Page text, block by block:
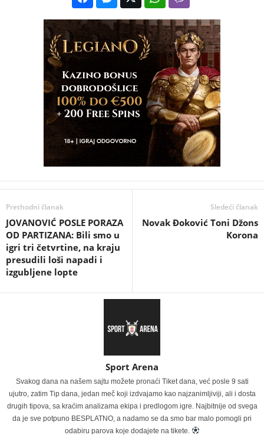
Prethodni članak
JOVANOVIĆ POSLE PORAZA
OD PARTIZANA: Bili smo u
igri tri četvrtine, na kraju
presudili loši napadi i
izgubljene lopte
Sledeći članak
Novak Đoković Toni Džons
Korona
Sport Arena
Svakog dana na našem sajtu možete pronaći Tiket dana, već posle 9 sati
ujutro, zatim Tip dana, jedan meč koji izdvajamo kao najzanimljiviji, ali i dosta
drugih tipova, sa kraćim analizama ekipa i predlogom igre. Najbitnije od svega
da je sve potpuno BESPLATNO, a nadamo se da smo bar malo pomogli pri
odabiru parova koje dodajete na tikete.